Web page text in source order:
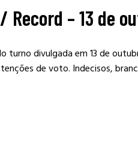
Record – 13 de
turno divulgada em 13 de
de voto. Indecisos,